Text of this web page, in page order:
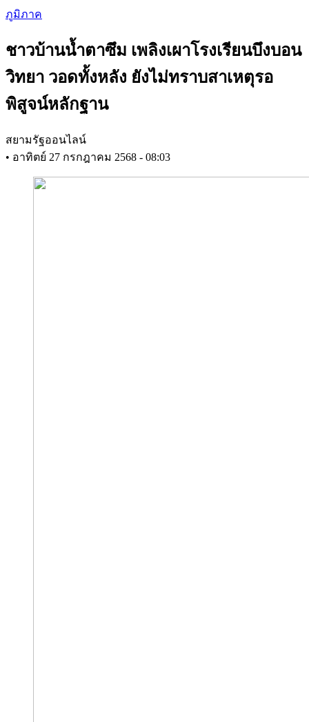
Skip
to
content
ภูมิภาค
ชาวบ้านน้ำตาซึม เพลิงเผาโรงเรียนบึงบอน
วิทยา วอดทั้งหลัง ยังไม่ทราบสาเหตุรอ
พิสูจน์หลักฐาน
สยามรัฐออนไลน์
• อาทิตย์ 27 กรกฎาคม 2568 - 08:03